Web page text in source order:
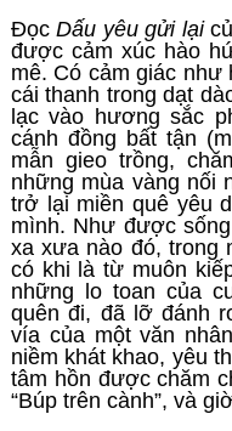
ĐọcDấu yêu gửi lại
được cảm xúc hào
mê. Có cảm giác như
cái thanh trong dạt
lạc vào hương sắc
cánh đồng bất tận
mẫn gieo trồng,
những mùa vàng nối
trở lại miền quê yêu
mình. Như được
xa xưa nào đó, trong
có khi là từ muôn
những lo toan của
quên đi, đã lỡ đánh
vía của một văn
niềm khát khao, yêu
tâm hồn được chăm
“Búp trên cành”, và